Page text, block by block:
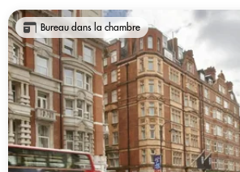
Bureau dans la chambre